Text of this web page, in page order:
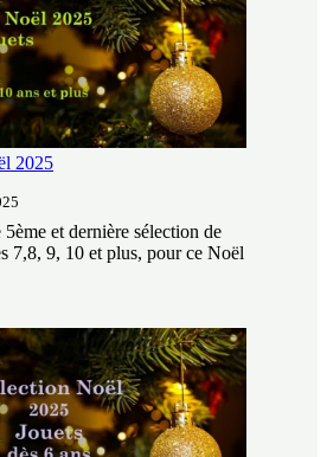
2025
et dernière sélection de
7,8, 9, 10 et plus, pour ce Noël